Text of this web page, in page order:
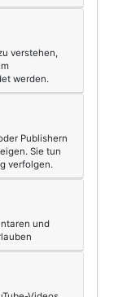
bitte! :-)
und
klar?
wieder ...
verstehen,
werden.
Publishern
Sie tun
verfolgen.
und